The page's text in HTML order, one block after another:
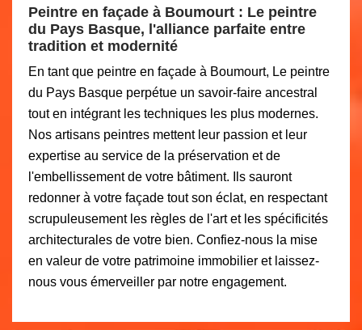
Peintre en façade à Boumourt : Le peintre
du Pays Basque, l'alliance parfaite entre
tradition et modernité
En tant que peintre en façade à Boumourt, Le peintre
du Pays Basque perpétue un savoir-faire ancestral
tout en intégrant les techniques les plus modernes.
Nos artisans peintres mettent leur passion et leur
expertise au service de la préservation et de
l'embellissement de votre bâtiment. Ils sauront
redonner à votre façade tout son éclat, en respectant
scrupuleusement les règles de l'art et les spécificités
architecturales de votre bien. Confiez-nous la mise
en valeur de votre patrimoine immobilier et laissez-
nous vous émerveiller par notre engagement.